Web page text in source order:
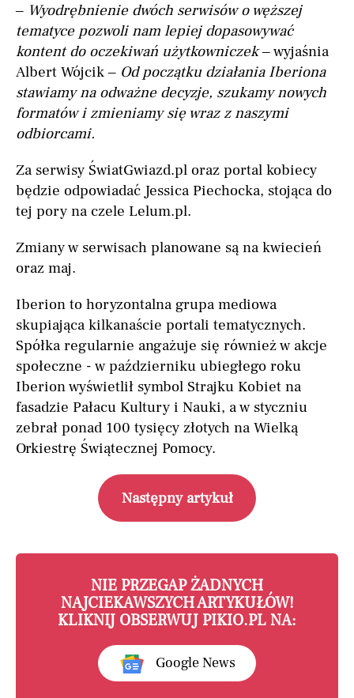
– Wyodrębnienie dwóch serwisów o węższej
tematyce pozwoli nam lepiej dopasowywać
kontent do oczekiwań użytkowniczek– wyjaśnia
Albert Wójcik – Od początku działania Iberiona
stawiamy na odważne decyzje, szukamy nowych
formatów i zmieniamy się wraz z naszymi
odbiorcami.
Za serwisy ŚwiatGwiazd.pl oraz portal kobiecy
będzie odpowiadać Jessica Piechocka, stojąca do
tej pory na czele Lelum.pl.
Zmiany w serwisach planowane są na kwiecień
oraz maj.
Iberion to horyzontalna grupa mediowa
skupiająca kilkanaście portali tematycznych.
Spółka regularnie angażuje się również w akcje
społeczne - w październiku ubiegłego roku
Iberion wyświetlił symbol Strajku Kobiet na
fasadzie Pałacu Kultury i Nauki, a w styczniu
zebrał ponad 100 tysięcy złotych na Wielką
Orkiestrę Świątecznej Pomocy.
Następny artykuł
NIE PRZEGAP ŻADNYCH
NAJCIEKAWSZYCH ARTYKUŁÓW!
KLIKNIJ OBSERWUJ PIKIO.PL NA:
Google News